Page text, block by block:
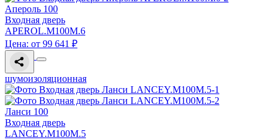
Апероль 100
Входная дверь
APEROL.M100M.6
Цена: от 99 641 ₽
шумоизоляционная
Ланси 100
Входная дверь
LANCEY.M100M.5